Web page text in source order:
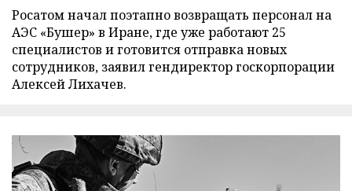
Росатом начал поэтапно возвращать персонал на
АЭС «Бушер» в Иране, где уже работают 25
специалистов и готовится отправка новых
сотрудников, заявил гендиректор госкорпорации
Алексей Лихачев.